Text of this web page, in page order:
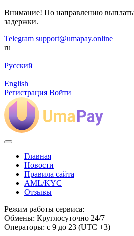
Внимание! По направлению
задержки.
Telegram support@umapay.online
ru
Русский
English
Регистрация Войти
Главная
Новости
Правила сайта
AML/KYC
Отзывы
Режим работы сервиса:
Обмены: Круглосуточно 24/7
Операторы: с 9 до 23 (UTC +3)